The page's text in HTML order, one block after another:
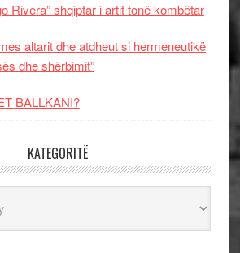
Rivera” shqiptar i artit tonë kombëtar
altarit dhe atdheut si hermeneutikë
dhe shërbimit”
BALLKANI?
KATEGORITË